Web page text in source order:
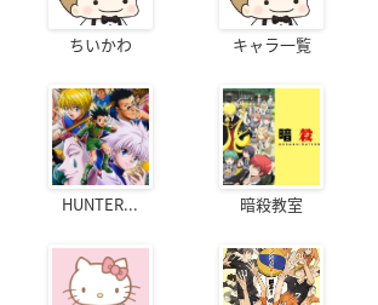
ちいかわ キャラ一覧
HUNTER... 暗殺教室